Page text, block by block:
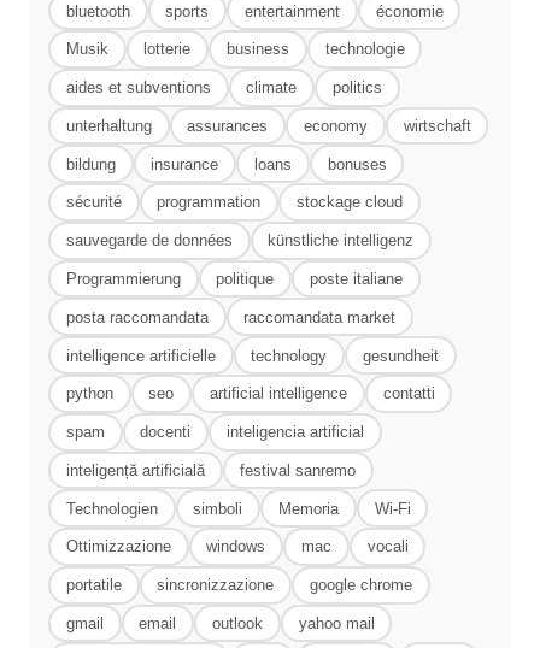
bluetooth sports entertainment économie
Musik lotterie business technologie
aides et subventions climate politics
unterhaltung assurances economy wirtschaft
bildung insurance loans bonuses
sécurité programmation stockage cloud
sauvegarde de données künstliche intelligenz
Programmierung politique poste italiane
posta raccomandata raccomandata market
intelligence artificielle technology gesundheit
python seo artificial intelligence contatti
spam docenti inteligencia artificial
inteligență artificială festival sanremo
Technologien simboli Memoria Wi-Fi
Ottimizzazione windows mac vocali
portatile sincronizzazione google chrome
gmail email outlook yahoo mail